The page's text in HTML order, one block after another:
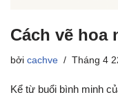
Cách vẽ hoa
bởi cachve Tháng 4
Kể từ buổi bình minh